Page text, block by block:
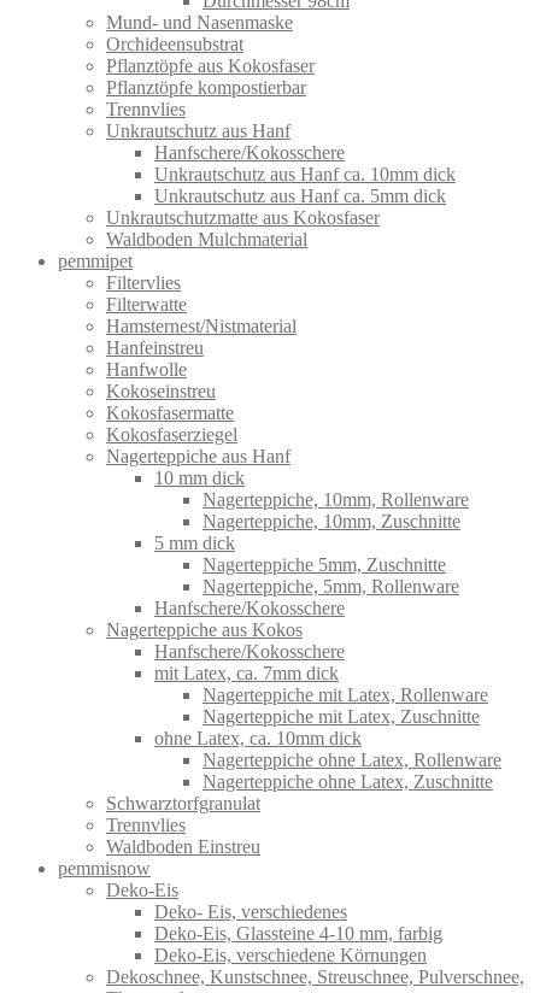
Mund- und Nasenmaske
Orchideensubstrat
Pflanztöpfe aus Kokosfaser
Pflanztöpfe kompostierbar
Trennvlies
Unkrautschutz aus Hanf
Hanfschere/Kokosschere
Unkrautschutz aus Hanf ca. 10mm dick
Unkrautschutz aus Hanf ca. 5mm dick
Unkrautschutzmatte aus Kokosfaser
Waldboden Mulchmaterial
pemmipet
Filtervlies
Filterwatte
Hamsternest/Nistmaterial
Hanfeinstreu
Hanfwolle
Kokoseinstreu
Kokosfasermatte
Kokosfaserziegel
Nagerteppiche aus Hanf
10 mm dick
Nagerteppiche, 10mm, Rollenware
Nagerteppiche, 10mm, Zuschnitte
5 mm dick
Nagerteppiche 5mm, Zuschnitte
Nagerteppiche, 5mm, Rollenware
Hanfschere/Kokosschere
Nagerteppiche aus Kokos
Hanfschere/Kokosschere
mit Latex, ca. 7mm dick
Nagerteppiche mit Latex, Rollenware
Nagerteppiche mit Latex, Zuschnitte
ohne Latex, ca. 10mm dick
Nagerteppiche ohne Latex, Rollenware
Nagerteppiche ohne Latex, Zuschnitte
Schwarztorfgranulat
Trennvlies
Waldboden Einstreu
pemmisnow
Deko-Eis
Deko- Eis, verschiedenes
Deko-Eis, Glassteine 4-10 mm, farbig
Deko-Eis, verschiedene Körnungen
Dekoschnee, Kunstschnee, Streuschnee, Pulverschnee,